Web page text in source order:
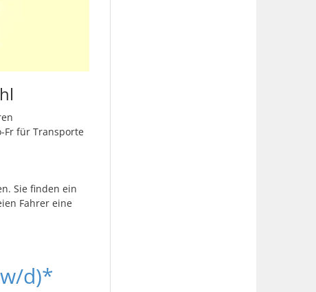
Fr für Transporte
Sie finden ein
Fahrer eine
d)*